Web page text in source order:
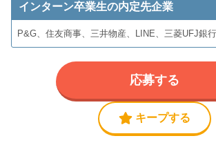
インターン卒業生の内定先企業
P&G、住友商事、三井物産、LINE、三菱UFJ銀
キープする
応募する